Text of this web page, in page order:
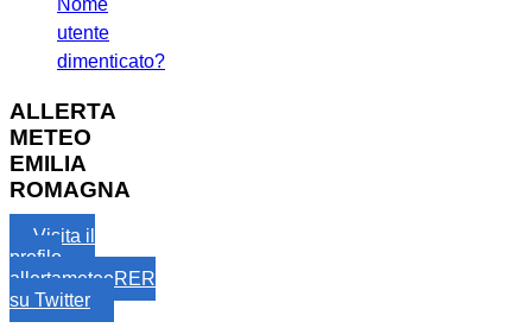
Nome
utente
dimenticato?
ALLERTA
METEO
EMILIA
ROMAGNA
Visita il
profilo
allertameteoRER
su Twitter